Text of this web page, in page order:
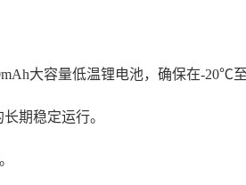
大容量低温锂电池，确保在-
期稳定运行。